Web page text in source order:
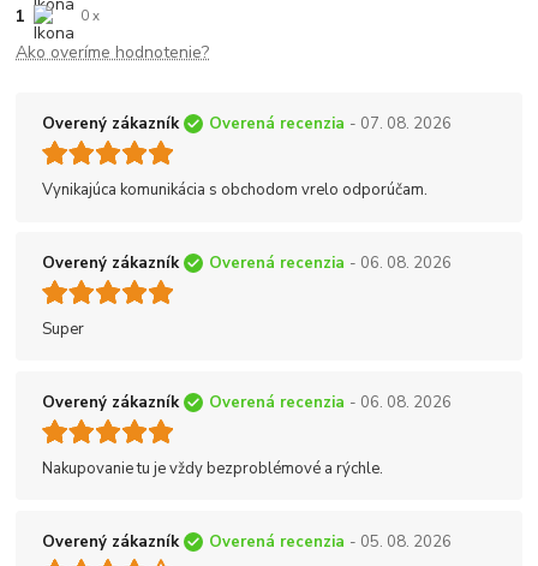
1 0 x
Ako overíme hodnotenie?
Overený zákazník Overená recenzia - 07. 08. 2026
Vynikajúca komunikácia s obchodom vrelo odporúčam.
Overený zákazník Overená recenzia - 06. 08. 2026
Super
Overený zákazník Overená recenzia - 06. 08. 2026
Nakupovanie tu je vždy bezproblémové a rýchle.
Overený zákazník Overená recenzia - 05. 08. 2026